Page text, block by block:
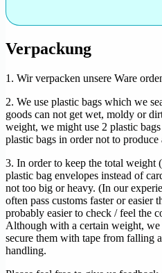
Verpackung
1. Wir verpacken unsere Ware
2. We use plastic bags which we
goods can not get wet, moldy or
weight, we might use 2 plastic
plastic bags in order not to
3. In order to keep the total weight
plastic bag envelopes instead of
not too big or heavy. (In our
often pass customs faster or easier
probably easier to check / feel the
Although with a certain weight, we
secure them with tape from falling
handling.